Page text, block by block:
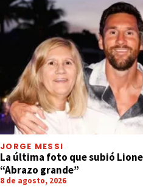
JORGE MESSI
La última foto que subió
“Abrazo grande”
8 de agosto, 2026